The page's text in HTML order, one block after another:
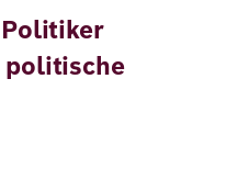
politische